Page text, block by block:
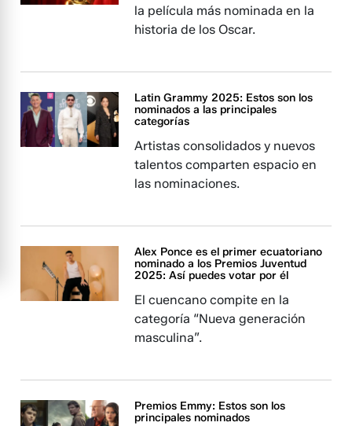
la película más nominada en la
historia de los Oscar.
Latin Grammy 2025: Estos son los
nominados a las principales
categorías
Artistas consolidados y nuevos
talentos comparten espacio en
las nominaciones.
Alex Ponce es el primer ecuatoriano
nominado a los Premios Juventud
2025: Así puedes votar por él
El cuencano compite en la
categoría “Nueva generación
masculina”.
Premios Emmy: Estos son los
principales nominados